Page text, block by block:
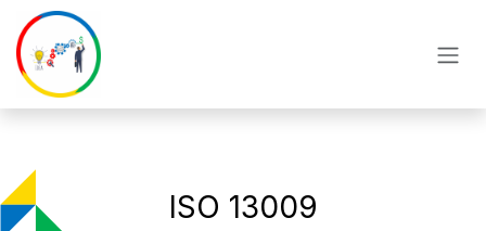
Преминете към съдържание
ISO 13009